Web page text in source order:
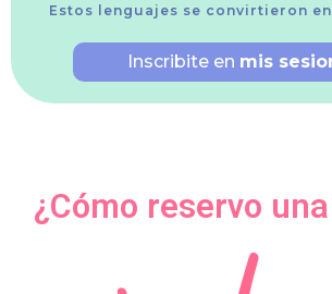
Estos lenguajes se convirtieron
Inscribite en mis
¿Cómo reservo